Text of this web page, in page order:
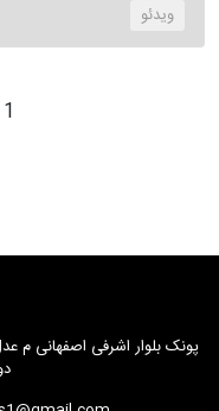
‌ویدئو
1